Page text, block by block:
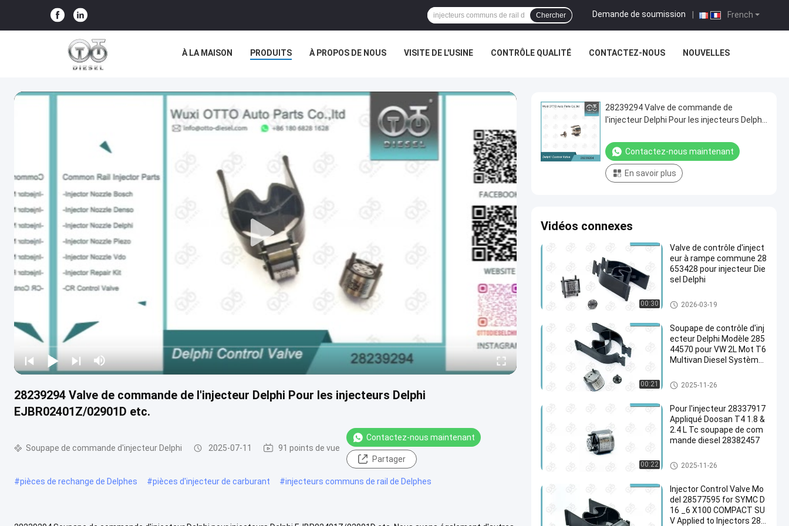
French
Demande de soumission
Chercher
À LA MAISON PRODUITS À PROPOS DE NOUS VISITE DE L'USINE CONTRÔLE QUALITÉ CONTACTEZ-NOUS NOUVELLES
28239294 Valve de commande de l'injecteur Delphi Pour les injecteurs Delphi
EJBR02401Z/02901D etc.
Soupape de commande d'injecteur Delphi 2025-07-11 91 points de vue
Contactez-nous maintenant
Partager
#pièces de rechange de Delphes #pièces d'injecteur de carburant #injecteurs communs de rail de Delphes
28239294 Valve de commande de
l'injecteur Delphi Pour les injecteurs Delphi
Contactez-nous maintenant
En savoir plus
Vidéos connexes
00:30
Valve de contrôle d'inject
eur à rampe commune 28
653428 pour injecteur Die
sel Delphi
Soupape de commande d'injec
teur Delphi
2026-03-19
00:21
Soupape de contrôle d'inj
ecteur Delphi Modèle 285
44570 pour VW 2L Mot T6
Multivan Diesel Système
Soupape de commande d'injec
teur Delphi
2025-11-26
00:22
Pour l'injecteur 28337917
Appliqué Doosan T4 1.8 &
2.4 L Tc soupape de com
mande diesel 28382457
Soupape de commande d'injec
teur Delphi
2025-11-26
Injector Control Valve Mo
del 28577595 for SYMC D
16 _6 X100 COMPACT SU
V Applied to Injectors 283